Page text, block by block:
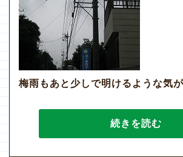
梅雨もあと少しで明けるような気が
続きを読む